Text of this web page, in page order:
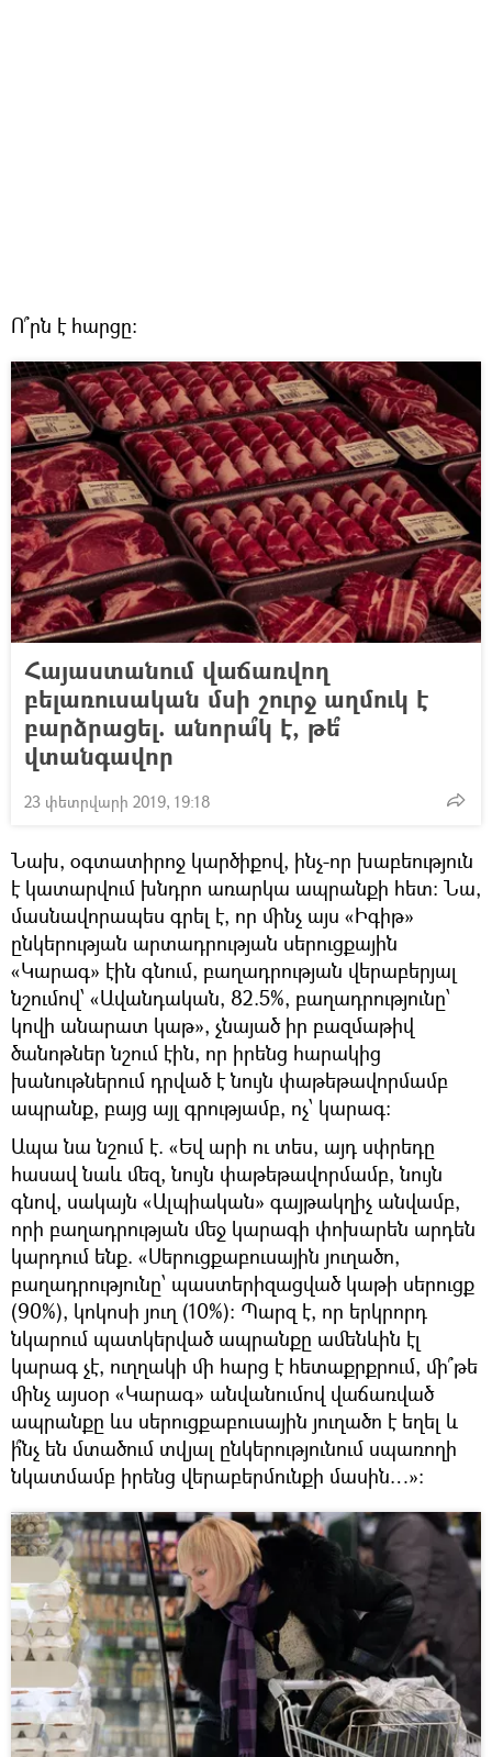
Ո՞րն է հարցը:
Հայաստանում վաճառվող
բելառուսական մսի շուրջ աղմուկ է
բարձրացել. անորա՞կ է, թե՞
վտանգավոր
23 փետրվարի 2019, 19:18
Նախ, օգտատիրոջ կարծիքով, ինչ-որ խաբեություն
է կատարվում խնդրո առարկա ապրանքի հետ: Նա,
մասնավորապես գրել է, որ մինչ այս «Իգիթ»
ընկերության արտադրության սերուցքային
«Կարագ» էին գնում, բաղադրության վերաբերյալ
նշումով՝ «Ավանդական, 82.5%, բաղադրությունը՝
կովի անարատ կաթ», չնայած իր բազմաթիվ
ծանոթներ նշում էին, որ իրենց հարակից
խանութներում դրված է նույն փաթեթավորմամբ
ապրանք, բայց այլ գրությամբ, ոչ՝ կարագ:
Ապա նա նշում է. «Եվ արի ու տես, այդ սփրեդը
հասավ նաև մեզ, նույն փաթեթավորմամբ, նույն
գնով, սակայն «Ալպիական» գայթակղիչ անվամբ,
որի բաղադրության մեջ կարագի փոխարեն արդեն
կարդում ենք. «Սերուցքաբուսային յուղածո,
բաղադրությունը՝ պաստերիզացված կաթի սերուցք
(90%), կոկոսի յուղ (10%): Պարզ է, որ երկրորդ
նկարում պատկերված ապրանքը ամենևին էլ
կարագ չէ, ուղղակի մի հարց է հետաքրքրում, մի՞թե
մինչ այսօր «Կարագ» անվանումով վաճառված
ապրանքը ևս սերուցքաբուսային յուղածո է եղել և
ի՞նչ են մտածում տվյալ ընկերությունում սպառողի
նկատմամբ իրենց վերաբերմունքի մասին…»: